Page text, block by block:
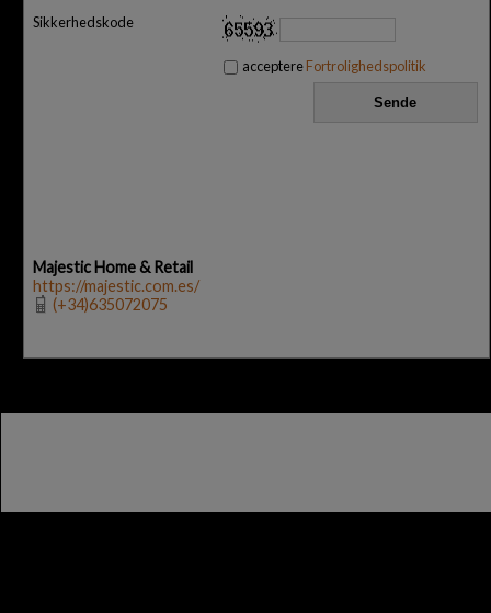
Sikkerhedskode
acceptereFortrolighedspolitik
Majestic Home & Retail
https://majestic.com.es/
(+34)635072075